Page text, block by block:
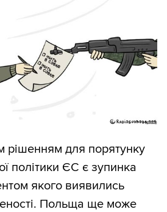
для порятунку
політики ЄС є зупинка
якого виявились
Польща ще може